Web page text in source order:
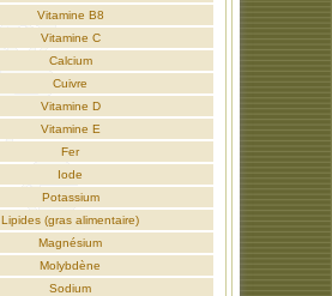
Vitamine B8
Vitamine C
Calcium
Cuivre
Vitamine D
Vitamine E
Fer
Iode
Potassium
Lipides (gras alimentaire)
Magnésium
Molybdène
Sodium